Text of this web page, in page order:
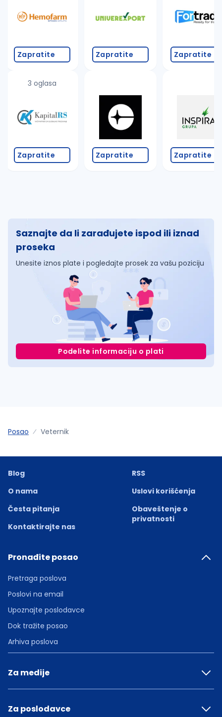
Zapratite
3 oglasa
Zapratite
Zapratite
Zapratite
Zapratite
Zapratite
Saznajte da li zarađujete ispod ili iznad
proseka
Unesite iznos plate i pogledajte prosek za vašu poziciju
Podelite informaciju o plati
Posao Veternik
Blog
O nama
Česta pitanja
Kontaktirajte nas
RSS
Uslovi korišćenja
Obaveštenje o
privatnosti
Pronađite posao
Pretraga poslova
Poslovi na email
Upoznajte poslodavce
Dok tražite posao
Arhiva poslova
Za medije
Za poslodavce